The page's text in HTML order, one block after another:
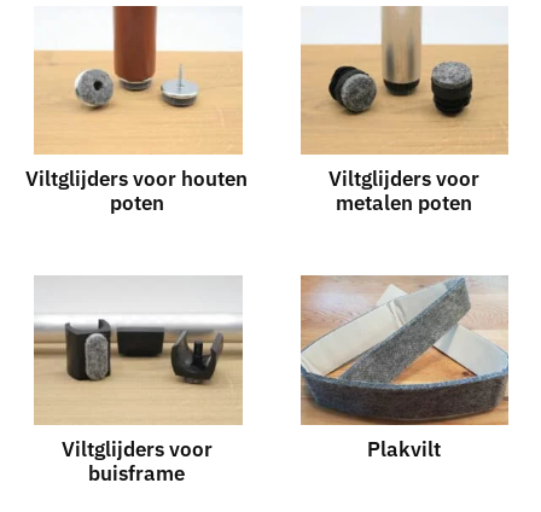
Viltglijders voor houten
poten
Viltglijders voor
metalen poten
Viltglijders voor
buisframe
Plakvilt